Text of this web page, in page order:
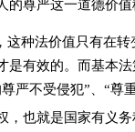
的尊严这一道德价
这种法价值只有在转
是有效的。而基本法
严不受侵犯”、“尊
，也就是国家有义